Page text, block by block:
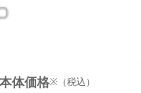
体価格※ （税込）